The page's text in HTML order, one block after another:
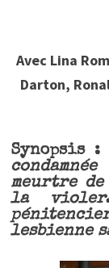
Avec Lina
Darton,
Synopsis :
meurtre
la
lesbienne